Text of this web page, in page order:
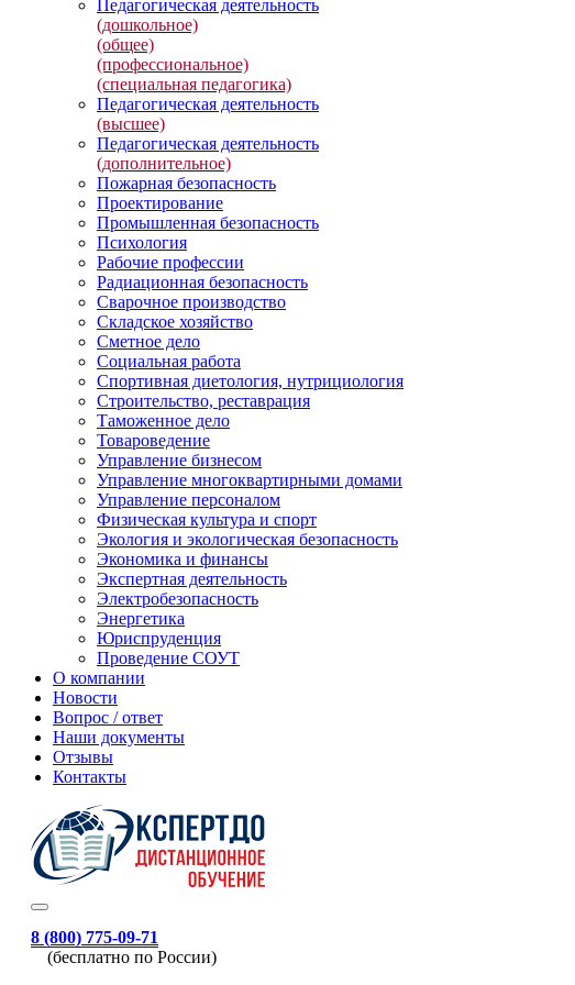
Педагогическая деятельность
(дошкольное)
(общее)
(профессиональное)
(специальная педагогика)
Педагогическая деятельность
(высшее)
Педагогическая деятельность
(дополнительное)
Пожарная безопасность
Проектирование
Промышленная безопасность
Психология
Рабочие профессии
Радиационная безопасность
Сварочное производство
Складское хозяйство
Сметное дело
Социальная работа
Спортивная диетология, нутрициология
Строительство, реставрация
Таможенное дело
Товароведение
Управление бизнесом
Управление многоквартирными домами
Управление персоналом
Физическая культура и спорт
Экология и экологическая безопасность
Экономика и финансы
Экспертная деятельность
Электробезопасность
Энергетика
Юриспруденция
Проведение СОУТ
О компании
Новости
Вопрос / ответ
Наши документы
Отзывы
Контакты
8 (800) 775-09-71
(бесплатно по России)